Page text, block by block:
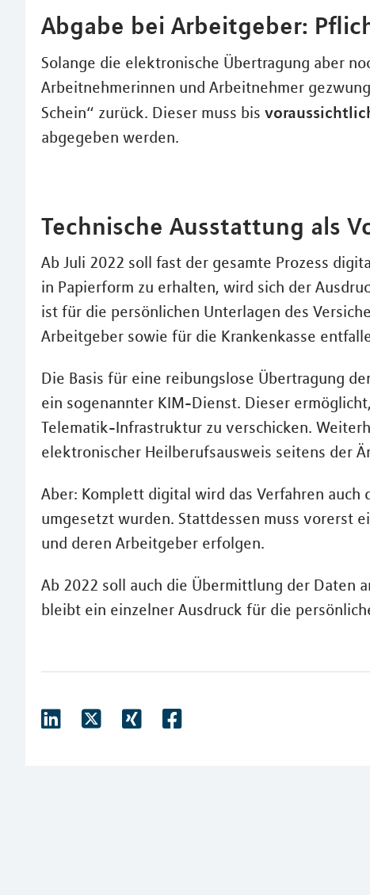
Abgabe bei Arbeitgeber:
Solange die elektronische Übertragung aber
Arbeitnehmerinnen und Arbeitnehmer
Schein“ zurück. Dieser muss bis
abgegeben werden.
Technische Ausstattung als
Ab Juli 2022 soll fast der gesamte Prozess
in Papierform zu erhalten, wird sich der
ist für die persönlichen Unterlagen des
Arbeitgeber sowie für die Krankenkasse
Die Basis für eine reibungslose Übertragung
ein sogenannter KIM-Dienst. Dieser
Telematik-Infrastruktur zu verschicken.
elektronischer Heilberufsausweis seitens der
Aber: Komplett digital wird das Verfahren
umgesetzt wurden. Stattdessen muss vorerst
und deren Arbeitgeber erfolgen.
Ab 2022 soll auch die Übermittlung der Daten
bleibt ein einzelner Ausdruck für die